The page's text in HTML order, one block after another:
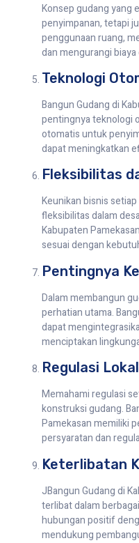
Konsep gudang yang
penyimpanan, tetapi
penggunaan ruang,
dan mengurangi
Teknologi
Bangun Gudang di
pentingnya teknologi
otomatis untuk
dapat meningkatkan
Fleksibilitas
Keunikan bisnis
fleksibilitas dalam
Kabupaten
sesuai dengan
Pentingnya
Dalam membangun
perhatian utama.
dapat
menciptakan
Regulasi
Memahami regulasi
konstruksi gudang.
Pamekasan memiliki
persyaratan dan
Keterlibatan
JBangun Gudang di
terlibat dalam
hubungan positif
mendukung